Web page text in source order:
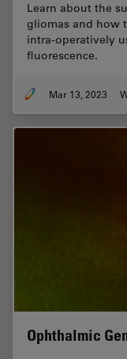
Learn about the
gliomas and how
intra-operatively
fluorescence.
Mar 13, 2023
Ophthalmic